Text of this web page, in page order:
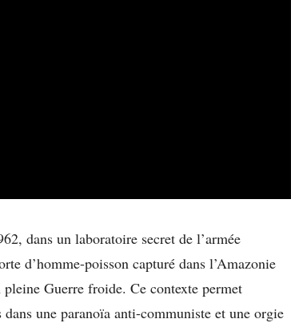
dans un laboratoire secret de l’armée
d’homme-poisson capturé dans l’Amazonie
Guerre froide. Ce contexte permet
une paranoïa anti-communiste et une orgie